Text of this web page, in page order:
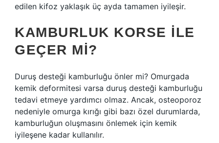
edilen kifoz yaklaşık üç ayda tamamen iyileşir.
KAMBURLUK KORSE ILE
GEÇER MI?
Duruş desteği kamburluğu önler mi? Omurgada
kemik deformitesi varsa duruş desteği kamburluğu
tedavi etmeye yardımcı olmaz. Ancak, osteoporoz
nedeniyle omurga kırığı gibi bazı özel durumlarda,
kamburluğun oluşmasını önlemek için kemik
iyileşene kadar kullanılır.